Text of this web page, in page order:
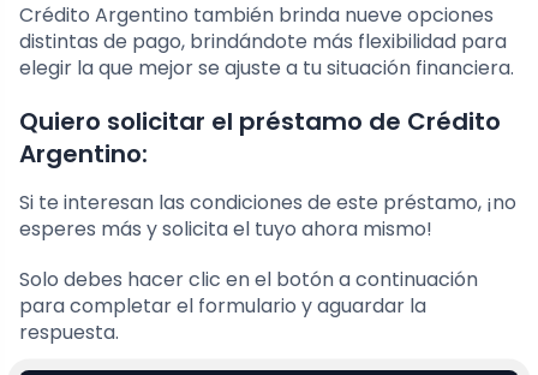
Crédito Argentino también brinda nueve opciones
distintas de pago, brindándote más flexibilidad para
elegir la que mejor se ajuste a tu situación financiera.
Quiero solicitar el préstamo de Crédito
Argentino:
Si te interesan las condiciones de este préstamo, ¡no
esperes más y solicita el tuyo ahora mismo!
Solo debes hacer clic en el botón a continuación
para completar el formulario y aguardar la
respuesta.